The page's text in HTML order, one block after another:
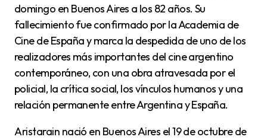
domingo en Buenos Aires a los 82 años. Su
fallecimiento fue confirmado por la Academia de
Cine de España y marca la despedida de uno de los
realizadores más importantes del cine argentino
contemporáneo, con una obra atravesada por el
policial, la crítica social, los vínculos humanos y una
relación permanente entre Argentina y España.
Aristarain nació en Buenos Aires el 19 de octubre de